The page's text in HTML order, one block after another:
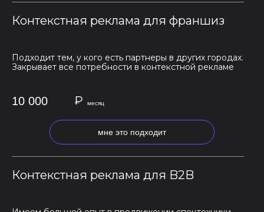
₽
Контекстная реклама для франшиз
Контекстная реклама для B2B
Подходит тем, у кого есть партнеры в других городах.
Закрывает все потребности в контекстной рекламе
месяц
10 000
мне это подходит